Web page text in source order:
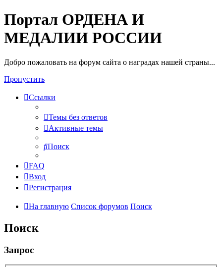
Портал ОРДЕНА И
МЕДАЛИИ РОССИИ
Добро пожаловать на форум сайта о наградах нашей страны...
Пропустить
Ссылки
Темы без ответов
Активные темы
Поиск
FAQ
Вход
Регистрация
На главную Список форумов Поиск
Поиск
Запрос